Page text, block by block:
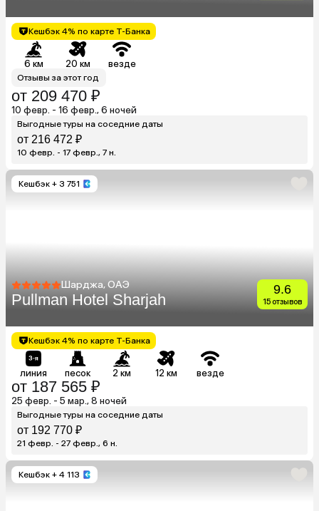
Кешбэк 4% по карте Т-Банка
6 км 20 км везде
Отзывы за этот год
от 209 470 ₽
10 февр. - 16 февр., 6 ночей
Выгодные туры на соседние даты
от 216 472 ₽
10 февр. - 17 февр., 7 н.
Кешбэк + 3 751
Шарджа, ОАЭ
Pullman Hotel Sharjah
9.6
15 отзывов
Кешбэк 4% по карте Т-Банка
линия песок 2 км 12 км везде
от 187 565 ₽
25 февр. - 5 мар., 8 ночей
Выгодные туры на соседние даты
от 192 770 ₽
21 февр. - 27 февр., 6 н.
Кешбэк + 4 113